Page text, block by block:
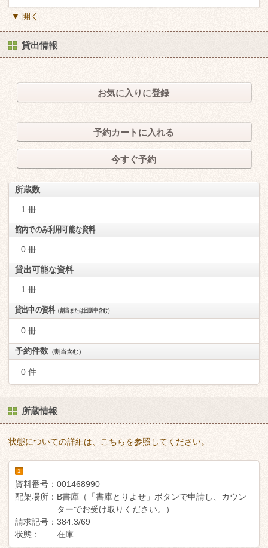
▼ 開く
貸出情報
お気に入りに登録
予約カートに入れる
今すぐ予約
所蔵数
1 冊
館内でのみ利用可能な資料
0 冊
貸出可能な資料
1 冊
貸出中の資料（割当または回送中含む）
0 冊
予約件数 （割当含む）
0 件
所蔵情報
状態についての詳細は、こちらを参照してください。
1
資料番号： 001468990
配架場所： B書庫（「書庫とりよせ」ボタンで申請し、カウン
ターでお受け取りください。）
請求記号： 384.3/69
状態：
在庫